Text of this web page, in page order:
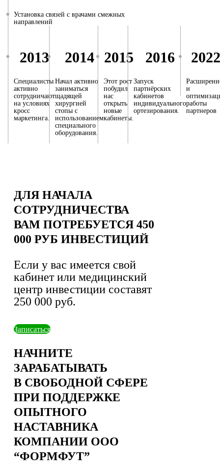
Установка связей с врачами смежных
направлений
2013
Специалисты
активно
сотрудничают
на условиях
кросс
маркетинга.
2014
Начал активно
заниматься
щадящей
хирургией
стопы с
использованием
специального
оборудования.
2015
Этот рост
побудил
нас
открыть
новые
кабинеты.
2016
Запуск
партнёрских
кабинетов
индивидуального
ортезирования.
2022
и
работы
партнеров
ДЛЯ НАЧАЛА
СОТРУДНИЧЕСТВА
ВАМ ПОТРЕБУЕТСЯ 450
000 РУБ ИНВЕСТИЦИЙ
Если у вас имеется свой
кабинет или медицинский
центр инвестиции составят
250 000 руб.
Записаться
НАЧНИТЕ
ЗАРАБАТЫВАТЬ
В СВОБОДНОЙ СФЕРЕ
ПРИ ПОДДЕРЖКЕ
ОПЫТНОГО
НАСТАВНИКА
КОМПАНИИ ООО
“ФОРМФУТ”